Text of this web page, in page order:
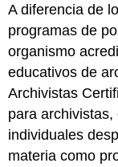
A diferencia de
programas de
organismo
educativos de
Archivistas
para
individuales
materia como